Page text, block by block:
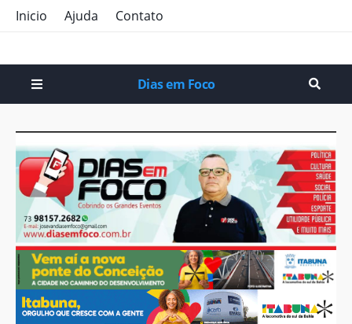
Inicio Ajuda Contato
Dias em Foco